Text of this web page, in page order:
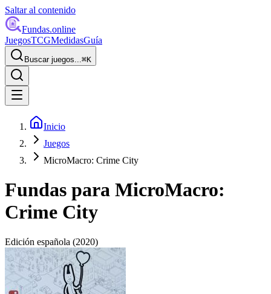
Saltar al contenido
Fundas.online
JuegosTCGMedidasGuía
Buscar juegos...⌘K
Inicio
Juegos
MicroMacro: Crime City
Fundas para MicroMacro:
Crime City
Edición española (2020)